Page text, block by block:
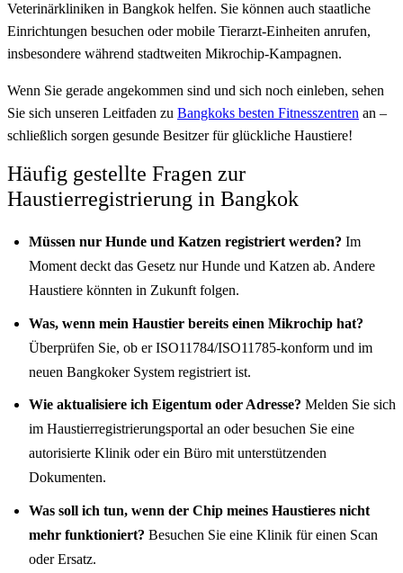
Veterinärkliniken in Bangkok helfen. Sie können auch staatliche
Einrichtungen besuchen oder mobile Tierarzt-Einheiten anrufen,
insbesondere während stadtweiten Mikrochip-Kampagnen.
Wenn Sie gerade angekommen sind und sich noch einleben, sehen
Sie sich unseren Leitfaden zu Bangkoks besten Fitnesszentren an –
schließlich sorgen gesunde Besitzer für glückliche Haustiere!
Häufig gestellte Fragen zur
Haustierregistrierung in Bangkok
Müssen nur Hunde und Katzen registriert werden? Im
Moment deckt das Gesetz nur Hunde und Katzen ab. Andere
Haustiere könnten in Zukunft folgen.
Was, wenn mein Haustier bereits einen Mikrochip hat?
Überprüfen Sie, ob er ISO11784/ISO11785-konform und im
neuen Bangkoker System registriert ist.
Wie aktualisiere ich Eigentum oder Adresse? Melden Sie sich
im Haustierregistrierungsportal an oder besuchen Sie eine
autorisierte Klinik oder ein Büro mit unterstützenden
Dokumenten.
Was soll ich tun, wenn der Chip meines Haustieres nicht
mehr funktioniert? Besuchen Sie eine Klinik für einen Scan
oder Ersatz.